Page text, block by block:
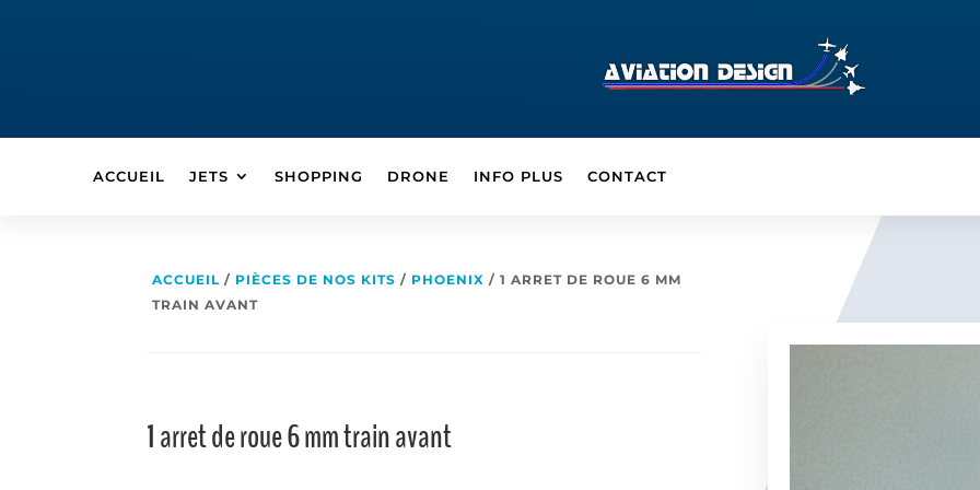
ACCUEIL JETS SHOPPING DRONE INFO PLUS CONTACT
ACCUEIL / PIÈCES DE NOS KITS / PHOENIX / 1 ARRET DE ROUE 6 MM
TRAIN AVANT
1 arret de roue 6 mm train avant